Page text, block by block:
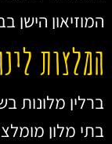
המוזיאון הישן
המלצות
ברלין מלונות
בתי מלון מומלצים 3 כוכבים